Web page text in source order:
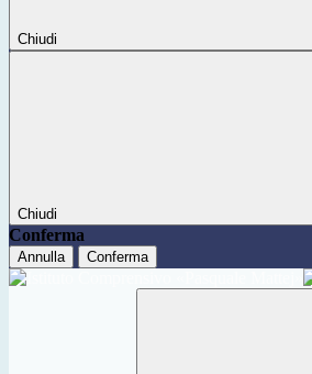
Chiudi
Chiudi
Conferma
Annulla Conferma